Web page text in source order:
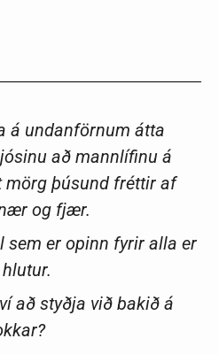
á undanförnum átta
að mannlífinu á
mörg þúsund fréttir af
og fjær.
er opinn fyrir alla er
að styðja við bakið á